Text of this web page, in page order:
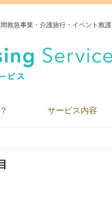
救急事業・介護旅行・イベント救護
サービス内容